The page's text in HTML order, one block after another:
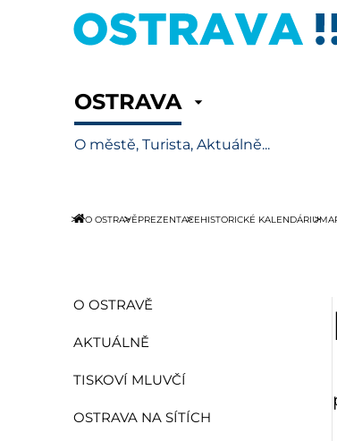
OSTRAVA
O městě, Turista, Aktuálně...
O OSTRAVĚPREZENTACEHISTORICKÉ KALENDÁRIUM
O OSTRAVĚ
AKTUÁLNĚ
TISKOVÍ MLUVČÍ
OSTRAVA NA SÍTÍCH